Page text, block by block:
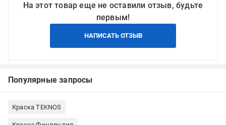
На этот товар еще не оставили отзыв, будьте
первым!
НАПИСАТЬ ОТЗЫВ
Популярные запросы
Краска TEKNOS